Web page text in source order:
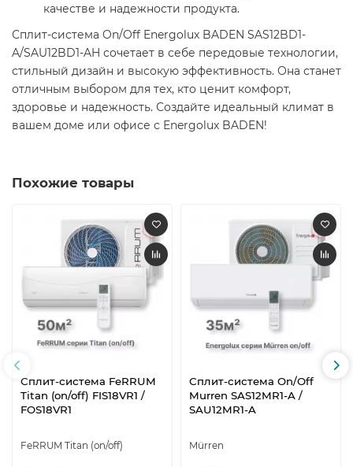
качестве и надежности продукта.​
Сплит-система On/Off Energolux BADEN SAS12BD1-
A/SAU12BD1-AH сочетает в себе передовые технологии,
стильный дизайн и высокую эффективность. Она станет
отличным выбором для тех, кто ценит комфорт,
здоровье и надежность. Создайте идеальный климат в
вашем доме или офисе с Energolux BADEN!​
Похожие товары
Сплит-система FeRRUM
Titan (on/off) FIS18VR1 /
FOS18VR1
FeRRUM Titan (on/off)
Сплит-система On/Off
Murren SAS12MR1-A /
SAU12MR1-A
Mürren